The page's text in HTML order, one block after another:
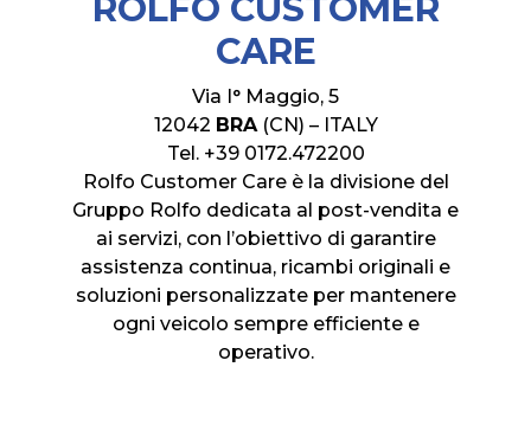
ROLFO CUSTOMER
CARE
Via I° Maggio, 5
12042 BRA(CN) – ITALY
Tel. +39 0172.472200
Rolfo Customer Care è la divisione del
Gruppo Rolfo dedicata al post-vendita e
ai servizi, con l’obiettivo di garantire
assistenza continua, ricambi originali e
soluzioni personalizzate per mantenere
ogni veicolo sempre efficiente e
operativo.